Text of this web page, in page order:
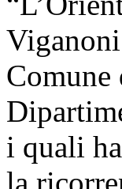
i quali
la